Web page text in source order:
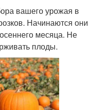
вашего урожая в
Начинаются они
месяца. Не
плоды.